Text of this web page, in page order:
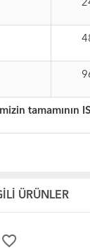
tamamının
ÜRÜNLER
favorite_border